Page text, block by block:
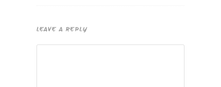
LEAVE A REPLY